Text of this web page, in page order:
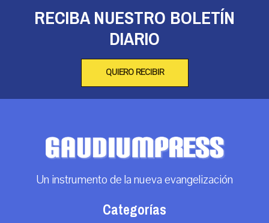
RECIBA NUESTRO BOLETÍN
DIARIO
QUIERO RECIBIR
Un instrumento de la nueva evangelización
Categorías